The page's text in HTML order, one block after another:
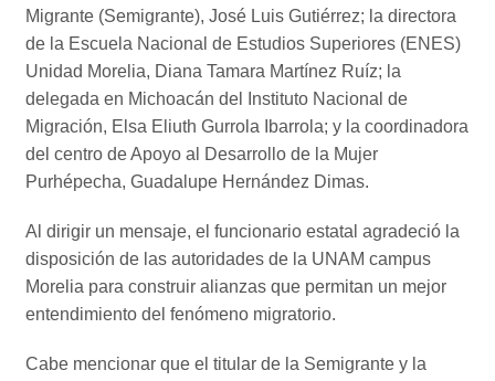
Migrante (Semigrante), José Luis Gutiérrez; la directora
de la Escuela Nacional de Estudios Superiores (ENES)
Unidad Morelia, Diana Tamara Martínez Ruíz; la
delegada en Michoacán del Instituto Nacional de
Migración, Elsa Eliuth Gurrola Ibarrola; y la coordinadora
del centro de Apoyo al Desarrollo de la Mujer
Purhépecha, Guadalupe Hernández Dimas.
Al dirigir un mensaje, el funcionario estatal agradeció la
disposición de las autoridades de la UNAM campus
Morelia para construir alianzas que permitan un mejor
entendimiento del fenómeno migratorio.
Cabe mencionar que el titular de la Semigrante y la